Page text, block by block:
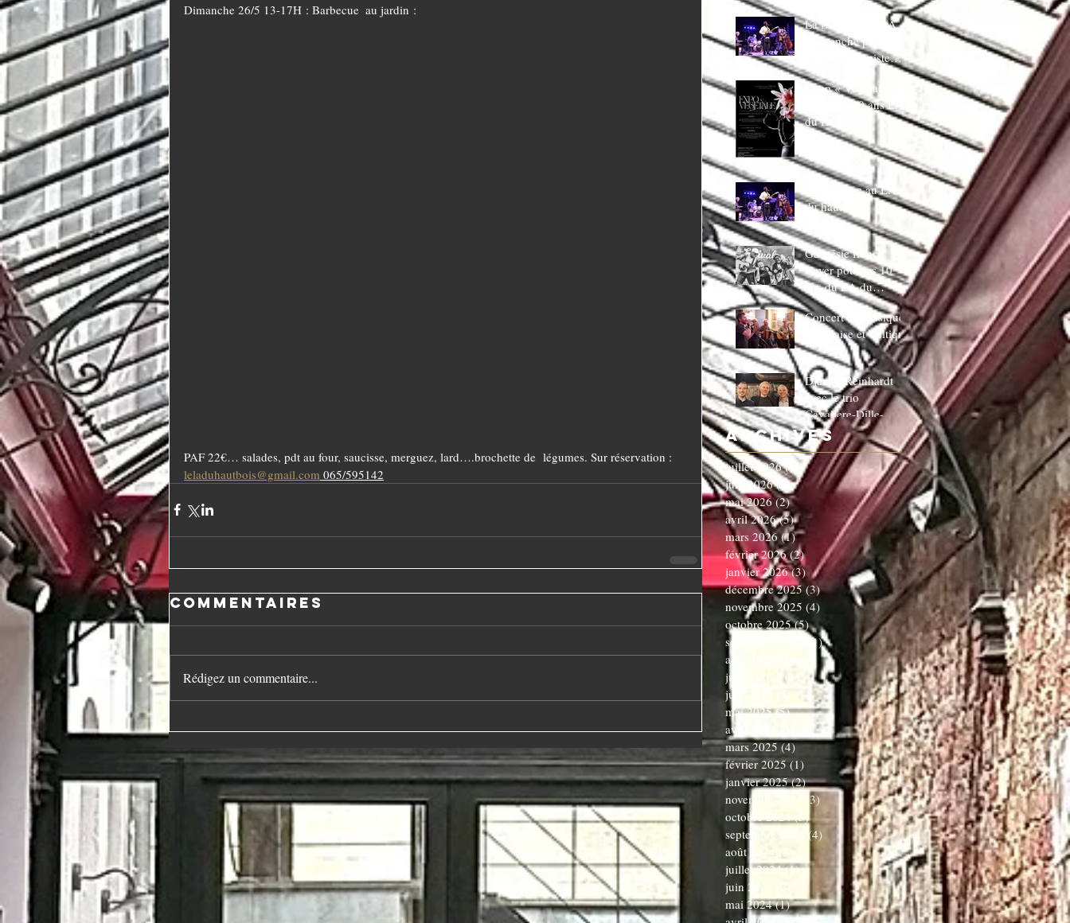
Dimanche 26/5 13-17H : Barbecue  au jardin :
PAF 22€… salades, pdt au four, saucisse, merguez, lard….brochette de  légumes. Sur réservation :
leladuhautbois@gmail.com 065/595142
Commentaires
Rédigez un commentaire...
La Ducasse au LA
:Dimanche piano
Bar AVec bapiste
coppens
Expo « Végetale »
pour Les 10 ans LA
du Hautbois
La Ducasse au LA
du hautbois
Gaspésie french
Cover pour les 10
ans du LA du
Hautbois
Concert de musique
Irlandaise et Celtique
Django Reinhardt
avec le trio
Cavaliere-Dille-
Dardenne!!!!!!C'EST
COMPLET!!!!
Archives
juillet 2026 (1)1 post
juin 2026 (3)3 posts
mai 2026 (2)2 posts
avril 2026 (5)5 posts
mars 2026 (1)1 post
février 2026 (2)2 posts
janvier 2026 (3)3 posts
décembre 2025 (3)3 posts
novembre 2025 (4) 4 posts
octobre 2025 (5)5 posts
septembre 2025
(1)1 post
août 2025
3 posts
juillet 2025 (1)
1 post
juin 2025
(5) 5 posts
mai 2025 (5)5 posts
avril 2025
3 posts
mars 2025 (4)4 posts
février 2025 (1)
janvier 2025 (2)2 posts
novembre 2024 (3) 3 posts
octobre 2024 (5)5 posts
septembre 2024 (4) 4 posts
août 2024 (3) 3 posts
juillet 2024 (1)1 post
juin 2024 (2) 2 posts
mai 2024 (1)1 post